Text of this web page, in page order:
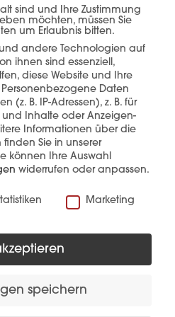
könnten Sie auch
sind und Ihre Zustimmung
möchten, müssen Sie
um Erlaubnis bitten.
andere Technologien auf
ihnen sind essenziell,
diese Website und Ihre
Personenbezogene Daten
(z. B. IP-Adressen), z. B. für
und Inhalte oder Anzeigen-
Informationen über die
Sie in unserer
können Ihre Auswahl
widerrufen oder anpassen.
Marketing
speichern